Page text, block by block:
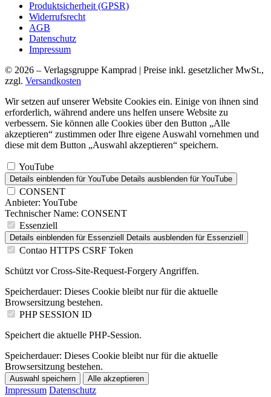
Produktsicherheit (GPSR)
Widerrufsrecht
AGB
Datenschutz
Impressum
© 2026 – Verlagsgruppe Kamprad | Preise inkl. gesetzlicher MwSt.,
zzgl. Versandkosten
Wir setzen auf unserer Website Cookies ein. Einige von ihnen sind
erforderlich, während andere uns helfen unsere Website zu
verbessern. Sie können alle Cookies über den Button „Alle
akzeptieren“ zustimmen oder Ihre eigene Auswahl vornehmen und
diese mit dem Button „Auswahl akzeptieren“ speichern.
YouTube
Details einblenden für YouTube Details ausblenden für YouTube
CONSENT
Anbieter: YouTube
Technischer Name: CONSENT
Essenziell
Details einblenden für Essenziell Details ausblenden für Essenziell
Contao HTTPS CSRF Token
Schützt vor Cross-Site-Request-Forgery Angriffen.
Speicherdauer: Dieses Cookie bleibt nur für die aktuelle
Browsersitzung bestehen.
PHP SESSION ID
Speichert die aktuelle PHP-Session.
Speicherdauer: Dieses Cookie bleibt nur für die aktuelle
Browsersitzung bestehen.
Auswahl speichern Alle akzeptieren
Impressum Datenschutz